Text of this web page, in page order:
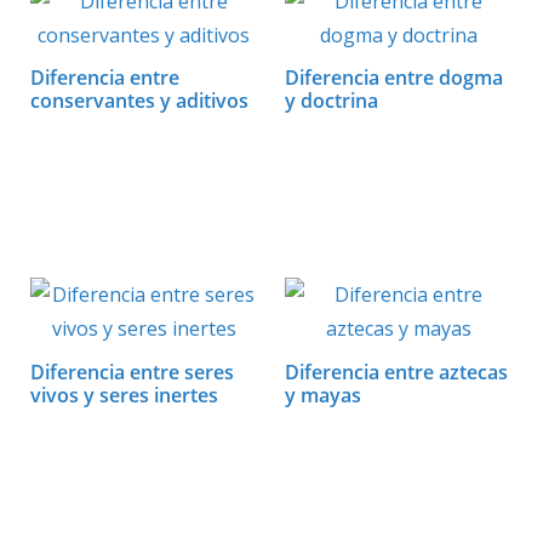
p
p
o
k
ti
r
Diferencia entre
conservantes y aditivos
Diferencia entre dogma
y doctrina
Diferencia entre seres
vivos y seres inertes
Diferencia entre aztecas
y mayas